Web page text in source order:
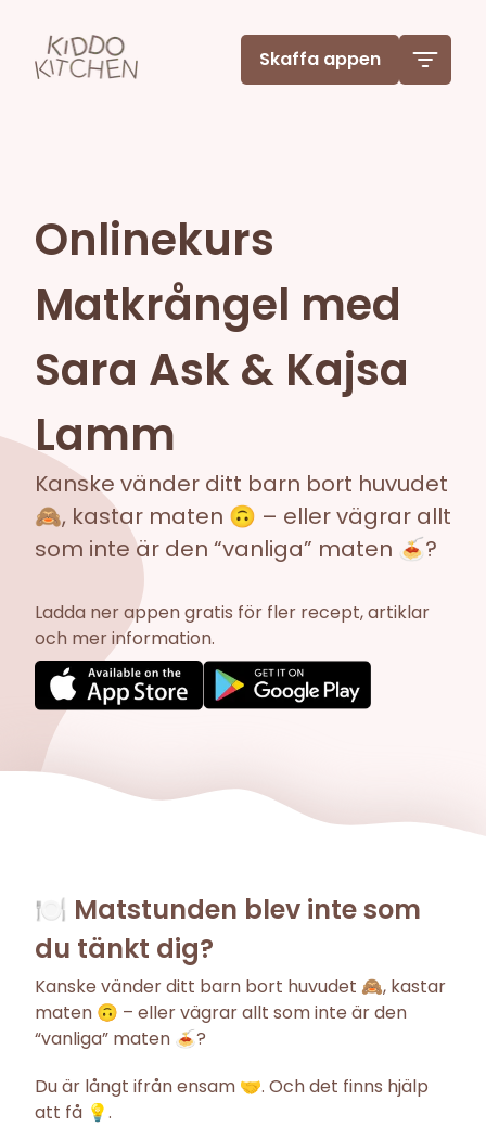
Skaffa appen
Onlinekurs
Matkrångel med
Sara Ask & Kajsa
Lamm
Kanske vänder ditt barn bort huvudet
🙈, kastar maten 🙃 – eller vägrar allt
som inte är den “vanliga” maten 🍝?
Ladda ner appen gratis för fler recept, artiklar
och mer information.
🍽️ Matstunden blev inte som
du tänkt dig?
Kanske vänder ditt barn bort huvudet 🙈, kastar
maten 🙃 – eller vägrar allt som inte är den
“vanliga” maten 🍝?
Du är långt ifrån ensam 🤝. Och det finns hjälp
att få 💡.